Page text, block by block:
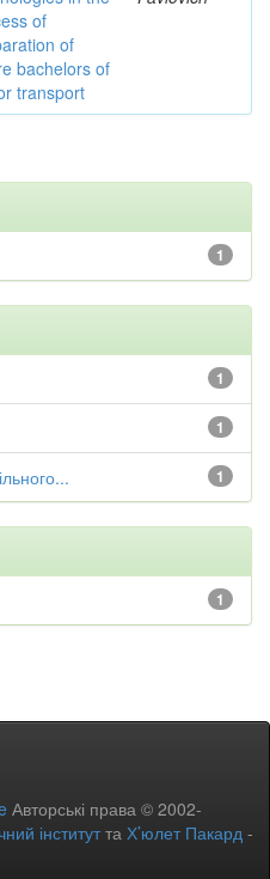
of
of
bachelors of
transport
1
1
1
1
1
Авторські права © 2002-
інститутта Х’юлет Пакард -